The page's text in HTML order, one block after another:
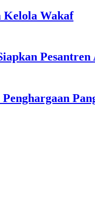
Kelola Wakaf
Pesantren